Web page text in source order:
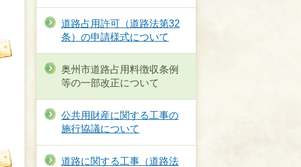
道路占用許可（道路法第32
条）の申請様式について
奥州市道路占用料徴収条例
等の一部改正について
公共用財産に関する工事の
施行協議について
道路に関する工事（道路法